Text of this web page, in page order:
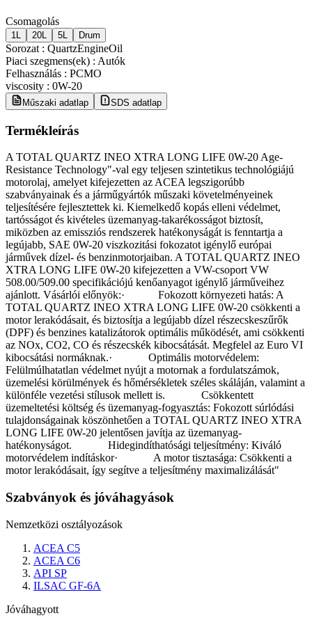
Csomagolás
1L 20L 5L Drum
Sorozat : QuartzEngineOil
Piaci szegmens(ek) : Autók
Felhasználás : PCMO
viscosity : 0W-20
Műszaki adatlap SDS adatlap
Termékleírás
A TOTAL QUARTZ INEO XTRA LONG LIFE 0W-20 Age-
Resistance Technology"-val egy teljesen szintetikus technológiájú
motorolaj, amelyet kifejezetten az ACEA legszigorúbb
szabványainak és a járműgyártók műszaki követelményeinek
teljesítésére fejlesztettek ki. Kiemelkedő kopás elleni védelmet,
tartósságot és kivételes üzemanyag-takarékosságot biztosít,
miközben az emissziós rendszerek hatékonyságát is fenntartja a
legújabb, SAE 0W-20 viszkozitási fokozatot igénylő európai
járművek dízel- és benzinmotorjaiban. A TOTAL QUARTZ INEO
XTRA LONG LIFE 0W-20 kifejezetten a VW-csoport VW
508.00/509.00 specifikációjú kenőanyagot igénylő járműveihez
ajánlott. Vásárlói előnyök:​· Fokozott környezeti hatás: A
TOTAL QUARTZ INEO XTRA LONG LIFE 0W-20 csökkenti a
motor lerakódásait, és biztosítja a legújabb dízel részecskeszűrők
(DPF) és benzines katalizátorok optimális működését, ami csökkenti
az NOx, CO2, CO és részecskék kibocsátását. Megfelel az Euro VI
kibocsátási normáknak.· Optimális motorvédelem:
Felülmúlhatatlan védelmet nyújt a motornak a fordulatszámok,
üzemelési körülmények és hőmérsékletek széles skáláján, valamint a
különféle vezetési stílusok mellett is. Csökkentett
üzemeltetési költség és üzemanyag-fogyasztás: Fokozott súrlódási
tulajdonságainak köszönhetően a TOTAL QUARTZ INEO XTRA
LONG LIFE 0W-20 jelentősen javítja az üzemanyag-
hatékonyságot. Hidegindíthatósági teljesítmény: Kiváló
motorvédelem indításkor· A motor tisztasága: Csökkenti a
motor lerakódásait, így segítve a teljesítmény maximalizálását"
Szabványok és jóváhagyások
Nemzetközi osztályozások
ACEA C5
ACEA C6
API SP
ILSAC GF-6A
Jóváhagyott